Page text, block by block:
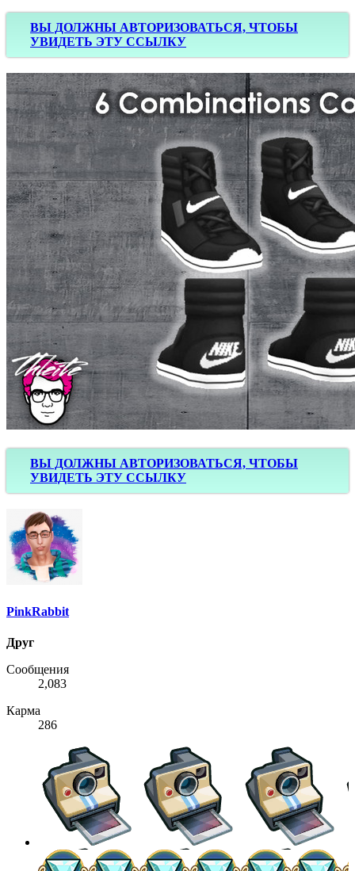
ВЫ ДОЛЖНЫ АВТОРИЗОВАТЬСЯ, ЧТОБЫ
УВИДЕТЬ ЭТУ ССЫЛКУ
ВЫ ДОЛЖНЫ АВТОРИЗОВАТЬСЯ, ЧТОБЫ
УВИДЕТЬ ЭТУ ССЫЛКУ
PinkRabbit
Друг
Сообщения
2,083
Карма
286